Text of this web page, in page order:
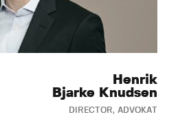
Henrik
Bjarke Knudsen
DIRECTOR, ADVOKAT